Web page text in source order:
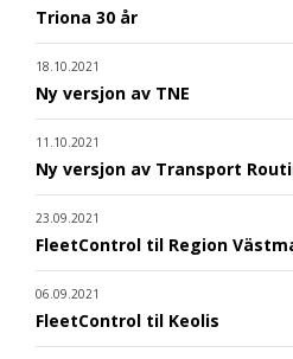
Triona 30 år
18.10.2021
Ny versjon av TNE
11.10.2021
Ny versjon av Transport
23.09.2021
FleetControl til Region
06.09.2021
FleetControl til Keolis